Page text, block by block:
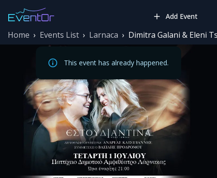
Add Event
This event has already happened.
Home › Events List › Larnaca › Dimitra Galani & Eleni